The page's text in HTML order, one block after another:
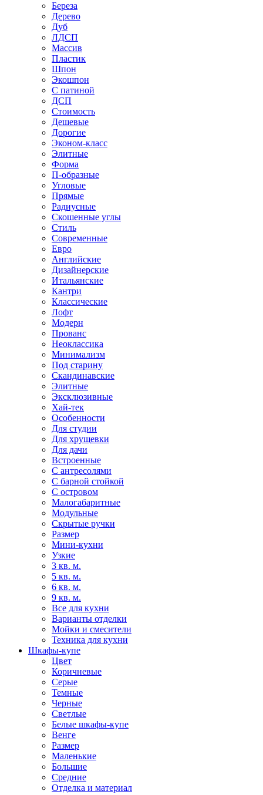
Береза
Дерево
Дуб
ЛДСП
Массив
Пластик
Шпон
Экошпон
С патиной
ДСП
Стоимость
Дешевые
Дорогие
Эконом-класс
Элитные
Форма
П-образные
Угловые
Прямые
Радиусные
Скошенные углы
Стиль
Современные
Евро
Английские
Дизайнерские
Итальянские
Кантри
Классические
Лофт
Модерн
Прованс
Неоклассика
Минимализм
Под старину
Скандинавские
Элитные
Эксклюзивные
Хай-тек
Особенности
Для студии
Для хрущевки
Для дачи
Встроенные
С антресолями
С барной стойкой
С островом
Малогабаритные
Модульные
Скрытые ручки
Размер
Мини-кухни
Узкие
3 кв. м.
5 кв. м.
6 кв. м.
9 кв. м.
Все для кухни
Варианты отделки
Мойки и смесители
Техника для кухни
Шкафы-купе
Цвет
Коричневые
Серые
Темные
Черные
Светлые
Белые шкафы-купе
Венге
Размер
Маленькие
Большие
Средние
Отделка и материал